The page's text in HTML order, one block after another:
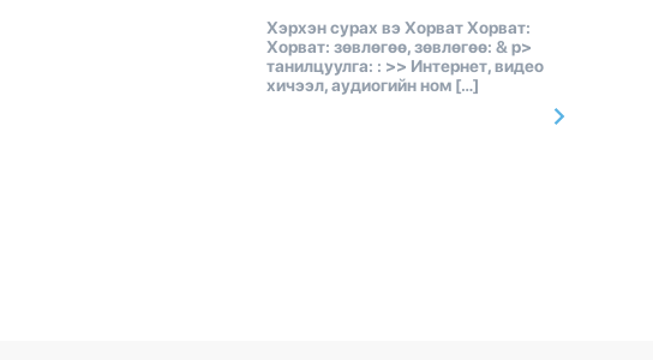
Хэрхэн сурах вэ Хорват Хорват:
Хорват: зөвлөгөө, зөвлөгөө: & p>
танилцуулга: : >> Интернет, видео
хичээл, аудиогийн ном […]